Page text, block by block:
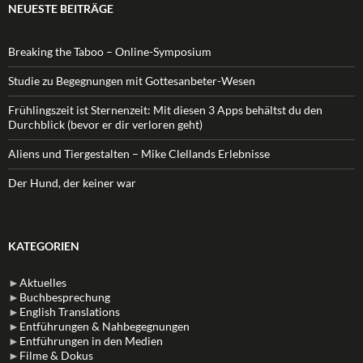
NEUESTE BEITRÄGE
Breaking the Taboo – Online-Symposium
Studie zu Begegnungen mit Gottesanbeter-Wesen
Frühlingszeit ist Sternenzeit: Mit diesen 3 Apps behältst du den
Durchblick (bevor er dir verloren geht)
Aliens und Tiergestalten – Mike Clellands Erlebnisse
Der Hund, der keiner war
KATEGORIEN
►Aktuelles
► Buchbesprechung
► English Translations
► Entführungen & Nahbegegnungen
► Entführungen in den Medien
► Filme & Dokus